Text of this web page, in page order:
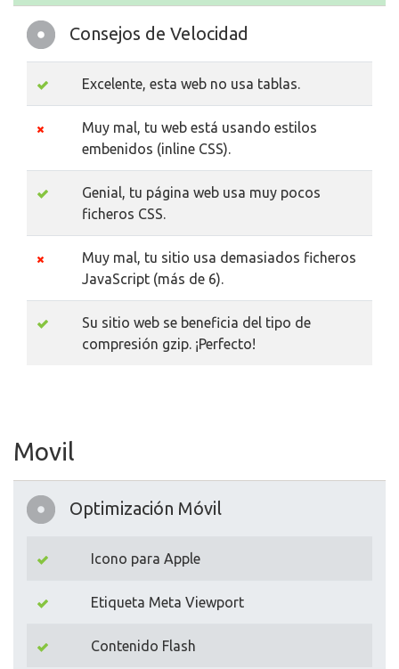
Consejos de Velocidad
Excelente, esta web no usa tablas.
Muy mal, tu web está usando estilos
embenidos (inline CSS).
Genial, tu página web usa muy pocos
ficheros CSS.
Muy mal, tu sitio usa demasiados ficheros
JavaScript (más de 6).
Su sitio web se beneficia del tipo de
compresión gzip. ¡Perfecto!
Movil
Optimización Móvil
Icono para Apple
Etiqueta Meta Viewport
Contenido Flash